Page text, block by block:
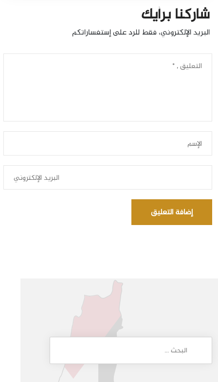
شاركنا برأيك
البريد الإلكتروني، فقط للرد على إستفساراتكم
إضافة التعليق